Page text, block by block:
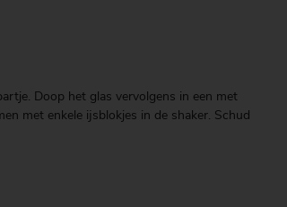
Doop het glas vervolgens in een met
met enkele ijsblokjes in de shaker. Schud